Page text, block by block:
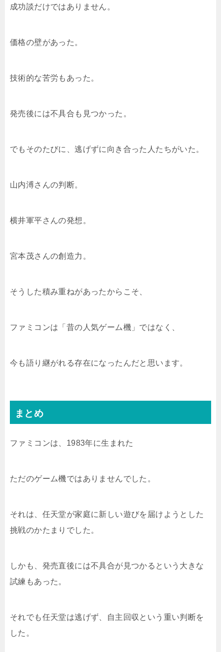
成功談だけではありません。
価格の壁があった。
技術的な苦労もあった。
発売後には不具合も見つかった。
でもそのたびに、逃げずに向き合った人たちがいた。
山内溥さんの判断。
横井軍平さんの発想。
宮本茂さんの創造力。
そうした積み重ねがあったからこそ、
ファミコンは「昔の人気ゲーム機」ではなく、
今も語り継がれる存在になったんだと思います。
まとめ
ファミコンは、1983年に生まれた
ただのゲーム機ではありませんでした。
それは、任天堂が家庭に新しい遊びを届けようとした
挑戦のかたまりでした。
しかも、発売直後には不具合が見つかるという大きな
試練もあった。
それでも任天堂は逃げず、自主回収という重い判断を
した。